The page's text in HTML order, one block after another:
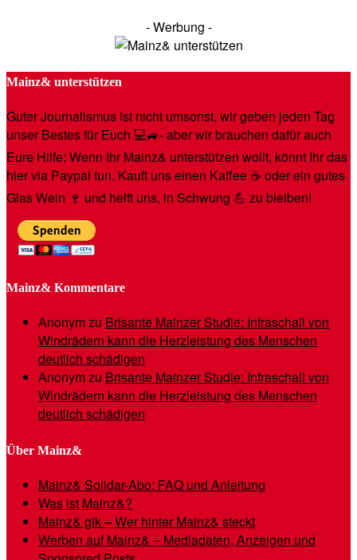
- Werbung -
Mainz& unterstützen
Guter Journalismus ist nicht umsonst, wir geben jeden Tag
unser Bestes für Euch 💻🚙- aber wir brauchen dafür auch
Eure Hilfe: Wenn Ihr Mainz& unterstützen wollt, könnt Ihr das
hier via Paypal tun. Kauft uns einen Kaffee ☕️ oder ein gutes
Glas Wein 🍷 und helft uns, in Schwung 💪 zu bleiben!
Mainz& Kommentare
Anonymzu Brisante Mainzer Studie: Infraschall von
Windrädern kann die Herzleistung des Menschen
deutlich schädigen
Anonymzu Brisante Mainzer Studie: Infraschall von
Windrädern kann die Herzleistung des Menschen
deutlich schädigen
Über Mainz&
Mainz& Solidar-Abo: FAQ und Anleitung
Was ist Mainz&?
Mainz& gik – Wer hinter Mainz& steckt
Werben auf Mainz& – Mediadaten, Anzeigen und